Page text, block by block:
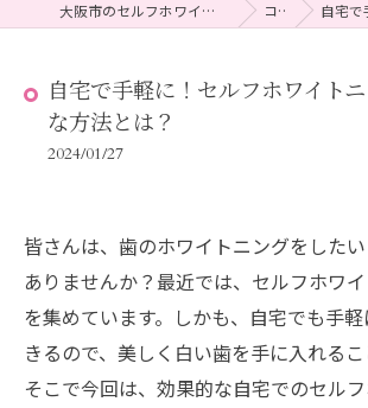
大阪市のセルフホワイトニングならecxia white 本町店 コラム 自宅で手軽に
自宅で手軽に！セルフホワイト
な方法とは？
2024/01/27
皆さんは、歯のホワイトニングをした
ありませんか？最近では、セルフホワ
を集めています。しかも、自宅でも手
きるので、美しく白い歯を手に入れるこ
そこで今回は、効果的な自宅でのセル